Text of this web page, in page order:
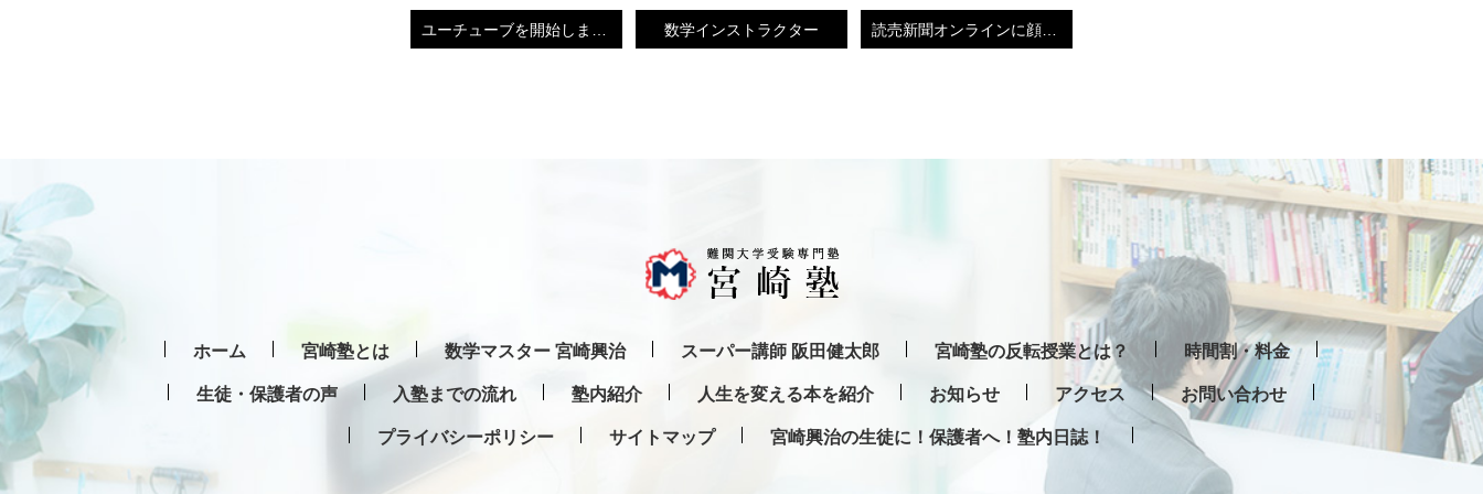
数学インストラクター
ホーム 宮崎塾とは 数学マスター 宮崎興治 スーパー講師 阪田健太郎 宮崎塾の反転授業とは？ 時間割・料金
生徒・保護者の声 入塾までの流れ 塾内紹介 人生を変える本を紹介 お知らせ アクセス お問い合わせ
プライバシーポリシー サイトマップ 宮崎興治の生徒に！保護者へ！塾内日誌！